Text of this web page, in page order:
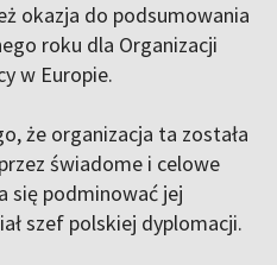
okazja do podsumowania
roku dla Organizacji
w Europie.
że organizacja ta została
świadome i celowe
się podminować jej
szef polskiej dyplomacji.